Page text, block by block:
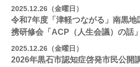
2025.12.26（金曜日）
令和7年度「津軽つながる」南黒
携研修会「ACP（人生会議）の話
2025.12.26（金曜日）
2026年黒石市認知症啓発市民公開